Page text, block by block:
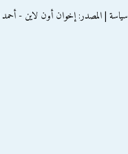
سياسة | المصدر: إخوان أون لاين - أحمد الجندي |